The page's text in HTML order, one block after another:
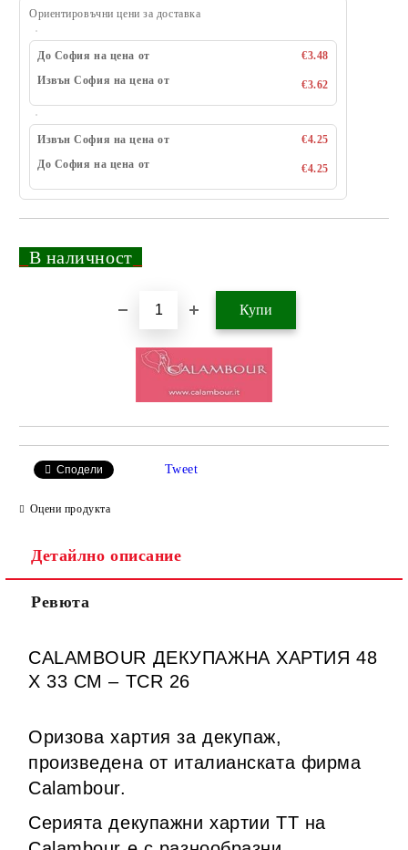
Ориентировъчни цени за доставка
До София на цена от
€3.48
Извън София на цена от
€3.62
Извън София на цена от
€4.25
До София на цена от
€4.25
В наличност
Сподели Tweet
Оцени продукта
Детайлно описание
Ревюта
CALAMBOUR ДЕКУПАЖНА ХАРТИЯ 48
Х 33 СМ – TCR 26
Оризова хартия за декупаж,
произведена от италианската фирма
Calambour.
Серията декупажни хартии TT на